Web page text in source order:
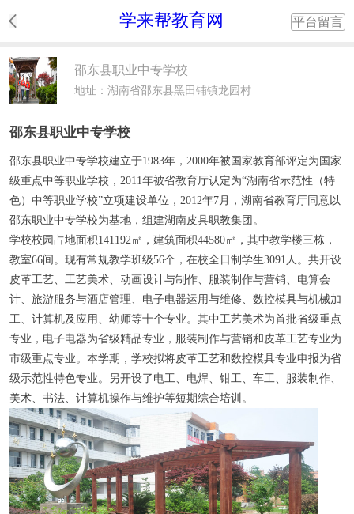
学来帮教育网 平台留言
邵东县职业中专学校
地址：湖南省邵东县黑田铺镇龙园村
邵东县职业中专学校
邵东县职业中专学校建立于1983年，2000年被国家教育部评定为国家
级重点中等职业学校，2011年被省教育厅认定为“湖南省示范性（特
色）中等职业学校”立项建设单位，2012年7月，湖南省教育厅同意以
邵东职业中专学校为基地，组建湖南皮具职教集团。
学校校园占地面积141192㎡，建筑面积44580㎡，其中教学楼三栋，
教室66间。现有常规教学班级56个，在校全日制学生3091人。共开设
皮革工艺、工艺美术、动画设计与制作、服装制作与营销、电算会
计、旅游服务与酒店管理、电子电器运用与维修、数控模具与机械加
工、计算机及应用、幼师等十个专业。其中工艺美术为首批省级重点
专业，电子电器为省级精品专业，服装制作与营销和皮革工艺专业为
市级重点专业。本学期，学校拟将皮革工艺和数控模具专业申报为省
级示范性特色专业。另开设了电工、电焊、钳工、车工、服装制作、
美术、书法、计算机操作与维护等短期综合培训。